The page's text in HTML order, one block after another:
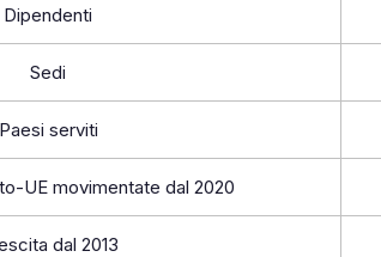
Dipendenti
Sedi
Paesi serviti
UE movimentate dal 2020
dal 2013